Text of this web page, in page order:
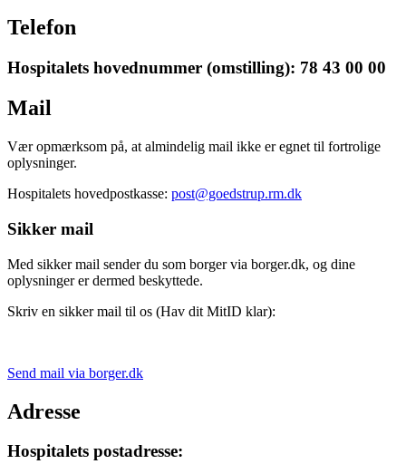
Telefon
Hospitalets hovednummer (omstilling): 78 43 00 00
Mail
Vær opmærksom på, at almindelig mail ikke er egnet til fortrolige
oplysninger.
Hospitalets hovedpostkasse: post@goedstrup.rm.dk
Sikker mail
Med sikker mail sender du som borger via borger.dk, og dine
oplysninger er dermed beskyttede.
Skriv en sikker mail til os (Hav dit MitID klar):
Send mail via borger.dk
Adresse
Hospitalets postadresse: